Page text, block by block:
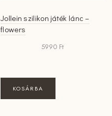
Jollein szilikon játék lánc –
flowers
5990 Ft
KOSÁRBA